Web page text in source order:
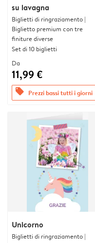
su lavagna
Biglietti di ringraziamento |
Biglietto premium con tre
finiture diverse
Set di 10 biglietti
Da
11,99 €
offers Prezzi bassi tutti i giorni
Unicorno
Biglietti di ringraziamento |